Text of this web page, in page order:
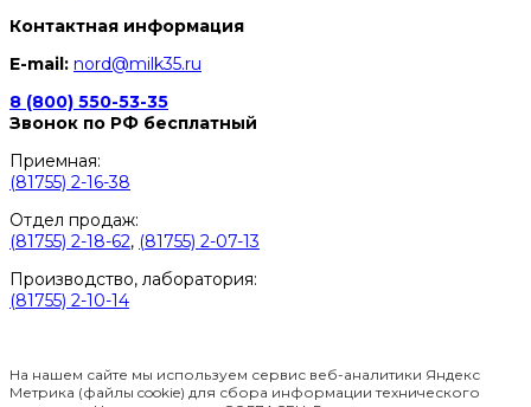
Контактная информация
E-mail: nord@milk35.ru
8 (800) 550-53-35
Звонок по РФ бесплатный
Приемная:
(81755) 2-16-38
Отдел продаж:
(81755) 2-18-62, (81755) 2-07-13
Производство, лаборатория:
(81755) 2-10-14
На нашем сайте мы используем сервис веб-аналитики Яндекс
Метрика (файлы cookie) для сбора информации технического